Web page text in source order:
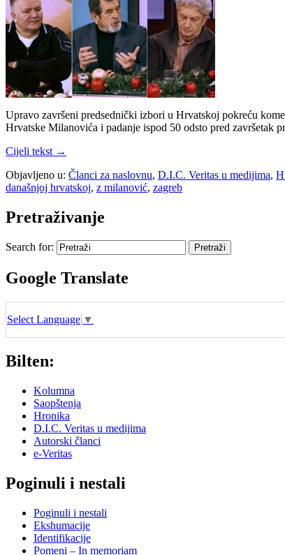
Upravo završeni predsednički izbori u Hrvatskoj pokreću
Hrvatske Milanovića i padanje ispod 50 odsto pred završetak
Cijeli tekst →
Objavljeno u: Članci za naslovnu, D.I.C. Veritas u medijima,
današnjoj hrvatskoj, z milanović, zagreb
Pretraživanje
Search for:
Google Translate
Select Language ▼
Bilten:
Kolumna
Saopštenja
Hronika
D.I.C. Veritas u medijima
Autorski članci
e-Veritas
Poginuli i nestali
Poginuli i nestali
Ekshumacije
Identifikacije
Pomeni – In memoriam